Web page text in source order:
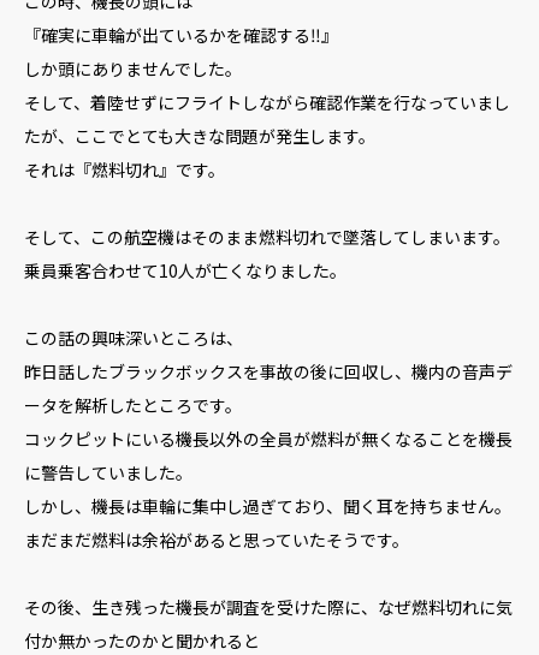
『確実に車輪が出ているかを確認する‼️』
しか頭にありませんでした。
そして、着陸せずにフライトしながら確認作業を行なっていまし
たが、ここでとても大きな問題が発生します。
それは『燃料切れ』です。
そして、この航空機はそのまま燃料切れで墜落してしまいます。
乗員乗客合わせて10人が亡くなりました。
この話の興味深いところは、
昨日話したブラックボックスを事故の後に回収し、機内の音声デ
ータを解析したところです。
コックピットにいる機長以外の全員が燃料が無くなることを機長
に警告していました。
しかし、機長は車輪に集中し過ぎており、聞く耳を持ちません。
まだまだ燃料は余裕があると思っていたそうです。
その後、生き残った機長が調査を受けた際に、なぜ燃料切れに気
付か無かったのかと聞かれると